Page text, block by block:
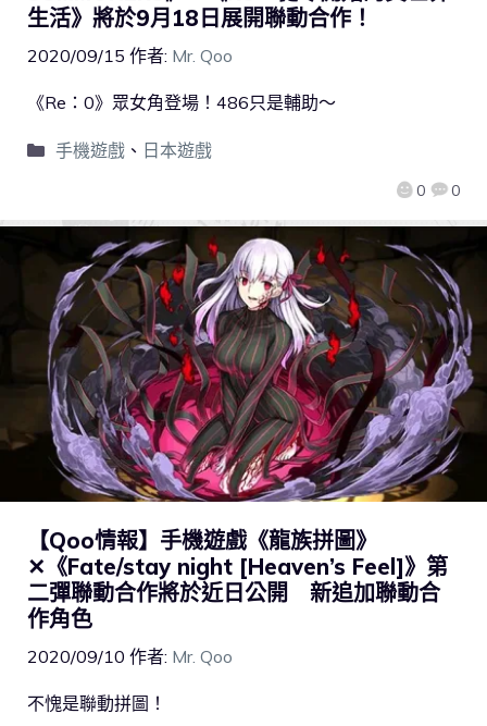
生活》將於9月18日展開聯動合作！
2020/09/15 作者: Mr. Qoo
0 0
《Re：0》眾女角登場！486只是輔助～
手機遊戲、 日本遊戲
【Qoo情報】手機遊戲《龍族拼圖》
✕《Fate/stay night [Heaven’s Feel]》第
二彈聯動合作將於近日公開 新追加聯動合
作角色
2020/09/10 作者: Mr. Qoo
不愧是聯動拼圖！